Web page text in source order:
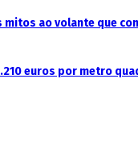
ao volante que
euros por metro